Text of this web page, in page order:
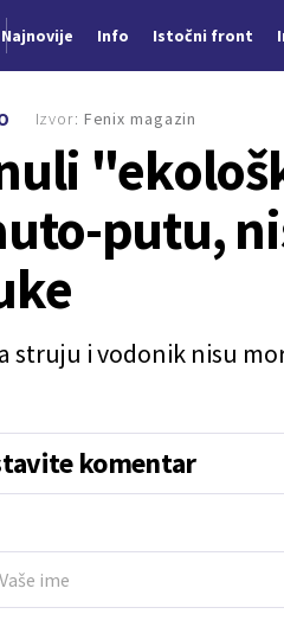
Najnovije Info Istočni front
putu,
struju i vodonik nisu
Izvor: Fenix magazin
komentar